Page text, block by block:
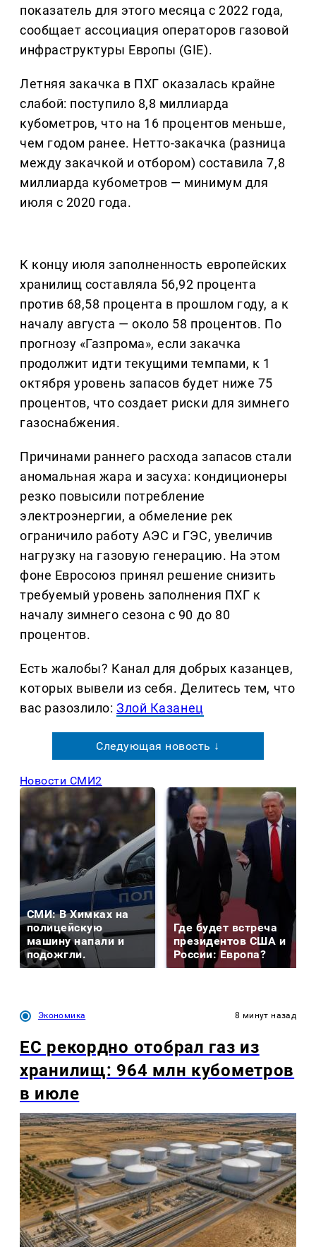
показатель для этого месяца с 2022 года,
сообщает ассоциация операторов газовой
инфраструктуры Европы (GIE).
Летняя закачка в ПХГ оказалась крайне
слабой: поступило 8,8 миллиарда
кубометров, что на 16 процентов меньше,
чем годом ранее. Нетто-закачка (разница
между закачкой и отбором) составила 7,8
миллиарда кубометров — минимум для
июля с 2020 года.
К концу июля заполненность европейских
хранилищ составляла 56,92 процента
против 68,58 процента в прошлом году, а к
началу августа — около 58 процентов. По
прогнозу «Газпрома», если закачка
продолжит идти текущими темпами, к 1
октября уровень запасов будет ниже 75
процентов, что создает риски для зимнего
газоснабжения.
Причинами раннего расхода запасов стали
аномальная жара и засуха: кондиционеры
резко повысили потребление
электроэнергии, а обмеление рек
ограничило работу АЭС и ГЭС, увеличив
нагрузку на газовую генерацию. На этом
фоне Евросоюз принял решение снизить
требуемый уровень заполнения ПХГ к
началу зимнего сезона с 90 до 80
процентов.
Есть жалобы? Канал для добрых казанцев,
которых вывели из себя. Делитеcь тем, что
вас разозлило:Злой Казанец
Следующая новость ↓
Новости СМИ2
СМИ: В Химках на
полицейскую
машину напали и
подожгли.
Где будет встреча
президентов США и
России: Европа?
Экономика 8 минут назад
ЕС рекордно отобрал газ из
хранилищ: 964 млн кубометров
в июле